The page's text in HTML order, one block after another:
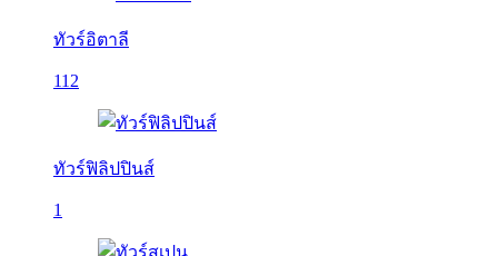
ทัวร์อิตาลี
112
ทัวร์ฟิลิปปินส์
1